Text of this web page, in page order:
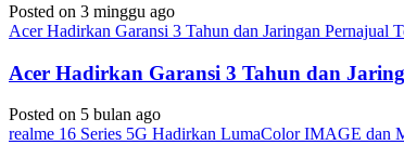
Posted on 3 minggu ago
Acer Hadirkan Garansi 3 Tahun dan Jaringan Pernajual
Acer Hadirkan Garansi 3 Tahun dan
Posted on 5 bulan ago
realme 16 Series 5G Hadirkan LumaColor IMAGE